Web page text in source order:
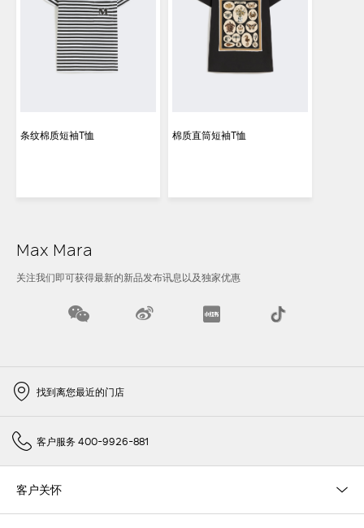
条纹棉质短袖T恤 棉质直筒短袖T恤
Max Mara
关注我们即可获得最新的新品发布讯息以及独家优惠
找到离您最近的门店
客户服务 400-9926-881
客户关怀